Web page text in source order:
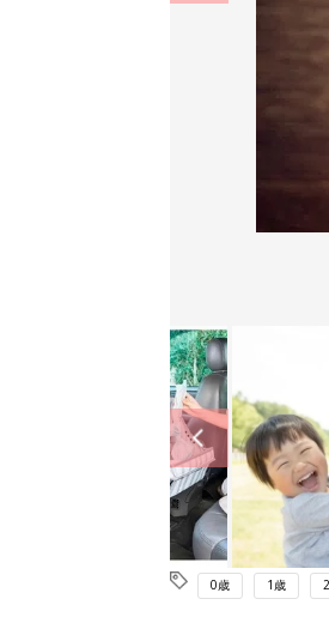
0歳 1歳